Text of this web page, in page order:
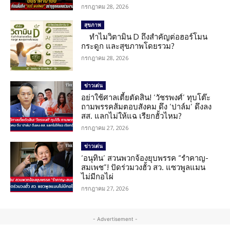
กรกฎาคม 28, 2026
สุขภาพ
ทำไมวิตามิน D ถึงสำคัญต่อฮอร์โมน
กระดูก และสุขภาพโดยรวม?
กรกฎาคม 28, 2026
ข่าวเด่น
อย่าใช้ศาลเตี้ยตัดสิน! ‘วัชรพงศ์’ ทุบโต๊ะ
ถามพรรคส้มตอบสังคม ดึง ‘ปาล์ม’ ดึงลง
สส. แลกไม่ให้แฉ เรียกฮั้วไหม?
กรกฎาคม 27, 2026
ข่าวเด่น
‘อนุทิน’ สวนพวกจ้องยุบพรรค “รำคาญ-
สมเพช”! ปัดร่วมวงฮั้ว สว. แซวพูลแมน
ไม่มีกอไผ่
กรกฎาคม 27, 2026
- Advertisement -